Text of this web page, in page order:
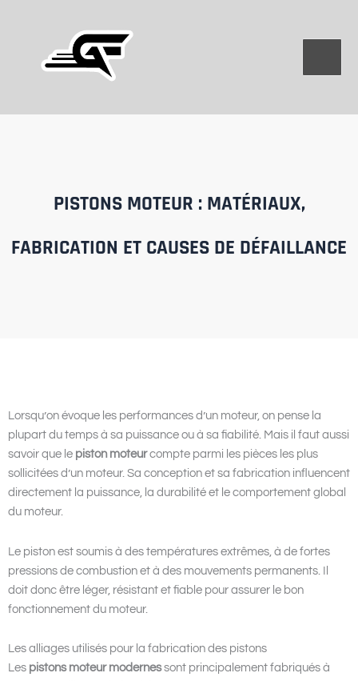
PISTONS MOTEUR : MATÉRIAUX,
FABRICATION ET CAUSES DE DÉFAILLANCE
Lorsqu’on évoque les performances d’un moteur, on pense la
plupart du temps à sa puissance ou à sa fiabilité. Mais il faut aussi
savoir que le piston moteurcompte parmi les pièces les plus
sollicitées d’un moteur. Sa conception et sa fabrication influencent
directement la puissance, la durabilité et le comportement global
du moteur.
Le piston est soumis à des températures extrêmes, à de fortes
pressions de combustion et à des mouvements permanents. Il
doit donc être léger, résistant et fiable pour assurer le bon
fonctionnement du moteur.
Les alliages utilisés pour la fabrication des pistons
Les pistons moteur modernessont principalement fabriqués à